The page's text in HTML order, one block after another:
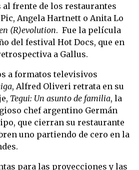
frente de los restaurantes
Angela Hartnett o Anita Lo
(R)evolution. Fue la película
del festival Hot Docs, que en
a Gallus.
a formatos televisivos
, Alfred Oliveri retrata en su
Tegui: Un asunto de familia, la
chef argentino Germán
que cierran su restaurante
uno partiendo de cero en la
para las proyecciones y las